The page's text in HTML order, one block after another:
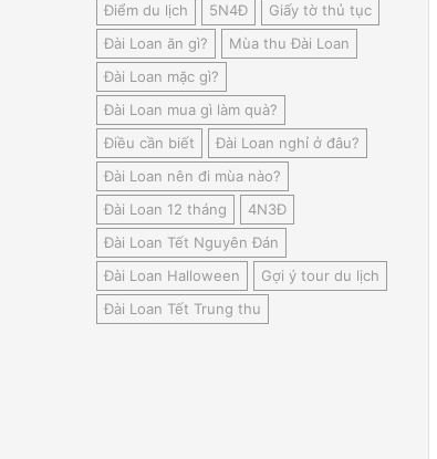
Điểm du lịch 5N4Đ
Giấy tờ thủ tục
Đài Loan ăn gì?
Mùa thu Đài Loan
Đài Loan mặc gì?
Đài Loan mua gì làm quà?
Điều cần biết
Đài Loan nghỉ ở đâu?
Đài Loan nên đi mùa nào?
Đài Loan 12 tháng
4N3Đ
Đài Loan Tết Nguyên Đán
Đài Loan Halloween
Gợi ý tour du lịch
Đài Loan Tết Trung thu